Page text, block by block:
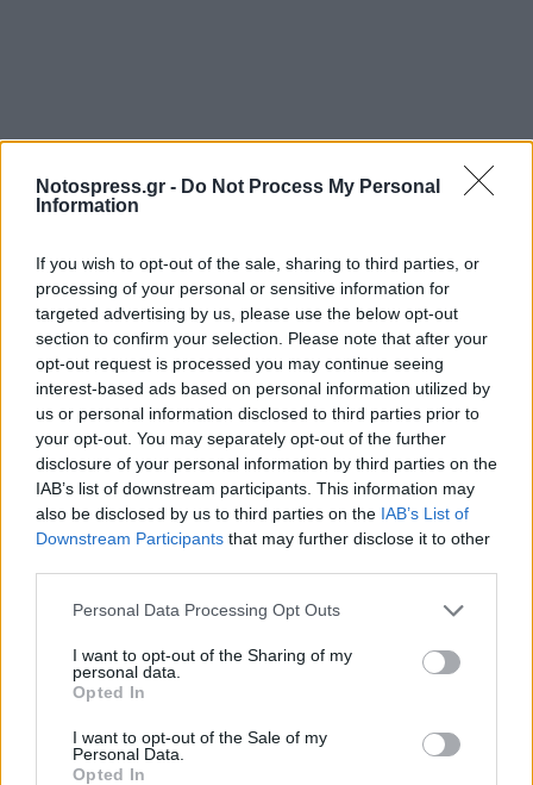
Notospress.gr - Do Not Process My Personal
Information
If you wish to opt-out of the sale, sharing to third parties, or
processing of your personal or sensitive information for
targeted advertising by us, please use the below opt-out
section to confirm your selection. Please note that after your
opt-out request is processed you may continue seeing
interest-based ads based on personal information utilized by
us or personal information disclosed to third parties prior to
your opt-out. You may separately opt-out of the further
disclosure of your personal information by third parties on the
IAB’s list of downstream participants. This information may
also be disclosed by us to third parties on the IAB’s List of
Downstream Participants that may further disclose it to other
Personal Data Processing Opt Outs
I want to opt-out of the Sharing of my
personal data.
Opted In
I want to opt-out of the Sale of my
Personal Data.
Opted In
Σχετικά Άρθρα